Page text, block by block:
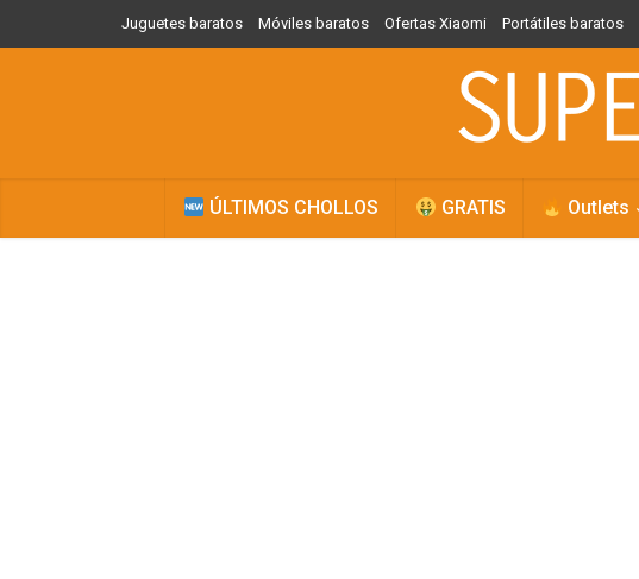
Juguetes baratos Móviles baratos Ofertas Xiaomi Portátiles baratos
ÚLTIMOS CHOLLOS GRATIS Outlets